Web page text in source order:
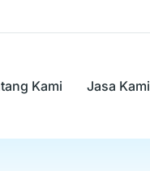
Kami Jasa Kami